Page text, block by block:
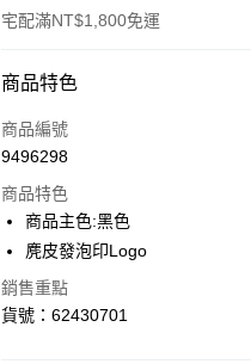
宅配滿NT$1,800免運
付款方式
信用卡一次付款
Apple Pay
街口支付
悠遊付
商品特色
商品編號
9496298
商品特色
商品主色:黑色
麂皮發泡印Logo
銷售重點
貨號：62430701